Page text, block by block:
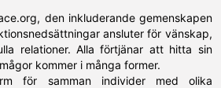
den inkluderande gemenskapen
ansluter för vänskap,
relationer. Alla förtjänar att hitta sin
kommer i många former.
för samman individer med olika